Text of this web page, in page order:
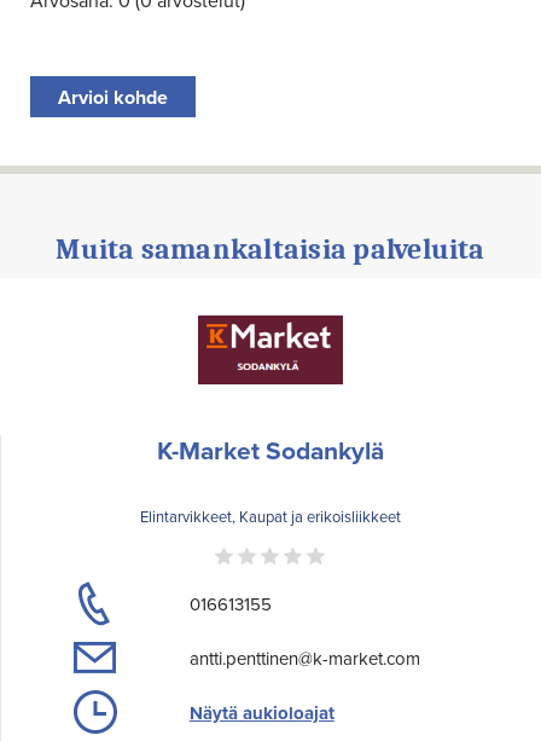
Arvioi kohde
Muita samankaltaisia palveluita
K-Market Sodankylä
Elintarvikkeet, Kaupat ja erikoisliikkeet
016613155
antti.penttinen@k-market.com
Näytä aukioloajat